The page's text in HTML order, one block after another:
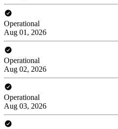
Operational
Aug 01, 2026
Operational
Aug 02, 2026
Operational
Aug 03, 2026